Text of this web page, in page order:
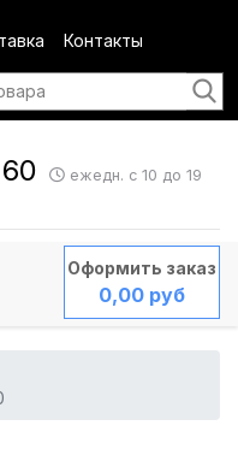
Контакты
ежедн. с 10 до 19
Оформить заказ
0,00 руб